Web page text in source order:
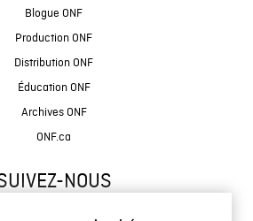
Blogue ONF
Production ONF
Distribution ONF
Éducation ONF
Archives ONF
ONF.ca
NOUS